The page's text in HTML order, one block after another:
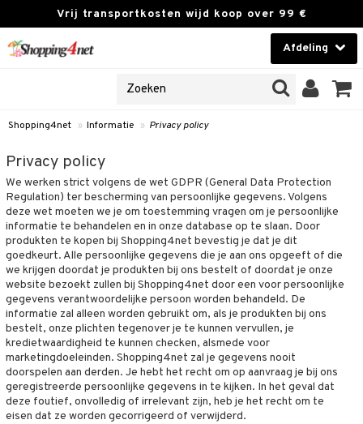
Vrij transportkosten wijd koop over 99 €
Afdeling
Brands
Shopping4net » Informatie » Privacy policy
Privacy policy
We werken strict volgens de wet GDPR (General Data Protection
Regulation) ter bescherming van persoonlijke gegevens. Volgens
deze wet moeten we je om toestemming vragen om je persoonlijke
informatie te behandelen en in onze database op te slaan. Door
produkten te kopen bij Shopping4net bevestig je dat je dit
goedkeurt. Alle persoonlijke gegevens die je aan ons opgeeft of die
we krijgen doordat je produkten bij ons bestelt of doordat je onze
website bezoekt zullen bij Shopping4net door een voor persoonlijke
gegevens verantwoordelijke persoon worden behandeld. De
informatie zal alleen worden gebruikt om, als je produkten bij ons
bestelt, onze plichten tegenover je te kunnen vervullen, je
kredietwaardigheid te kunnen checken, alsmede voor
marketingdoeleinden. Shopping4net zal je gegevens nooit
doorspelen aan derden. Je hebt het recht om op aanvraag je bij ons
geregistreerde persoonlijke gegevens in te kijken. In het geval dat
deze foutief, onvolledig of irrelevant zijn, heb je het recht om te
eisen dat ze worden gecorrigeerd of verwijderd.
klant
vergeten
& antwoorden